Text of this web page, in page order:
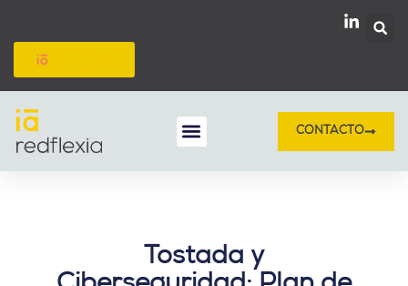
contenido
CONTACTO
Tostada y